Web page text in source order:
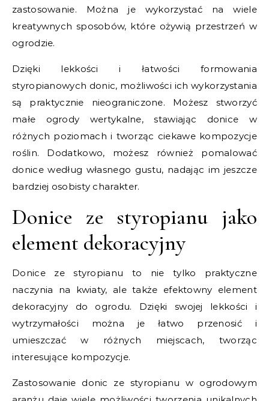
zastosowanie. Można je wykorzystać na wiele
kreatywnych sposobów, które ożywią przestrzeń w
ogrodzie.
Dzięki lekkości i łatwości formowania
styropianowych donic, możliwości ich wykorzystania
są praktycznie nieograniczone. Możesz stworzyć
małe ogrody wertykalne, stawiając donice w
różnych poziomach i tworząc ciekawe kompozycje
roślin. Dodatkowo, możesz również pomalować
donice według własnego gustu, nadając im jeszcze
bardziej osobisty charakter.
Donice ze styropianu jako
element dekoracyjny
Donice ze styropianu to nie tylko praktyczne
naczynia na kwiaty, ale także efektowny element
dekoracyjny do ogrodu. Dzięki swojej lekkości i
wytrzymałości można je łatwo przenosić i
umieszczać w różnych miejscach, tworząc
interesujące kompozycje.
Zastosowanie donic ze styropianu w ogrodowym